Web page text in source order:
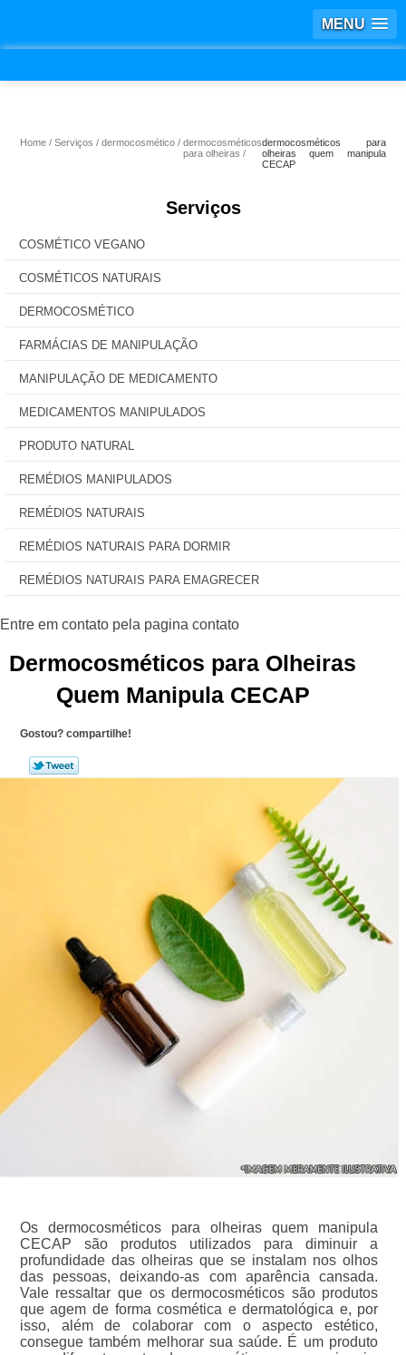
MENU
Home Serviços dermocosmético
dermocosméticos
para olheiras
dermocosméticos para
olheiras quem manipula
CECAP
Serviços
COSMÉTICO VEGANO
COSMÉTICOS NATURAIS
DERMOCOSMÉTICO
FARMÁCIAS DE MANIPULAÇÃO
MANIPULAÇÃO DE MEDICAMENTO
MEDICAMENTOS MANIPULADOS
PRODUTO NATURAL
REMÉDIOS MANIPULADOS
REMÉDIOS NATURAIS
REMÉDIOS NATURAIS PARA DORMIR
REMÉDIOS NATURAIS PARA EMAGRECER
Dermocosméticos para Olheiras
Quem Manipula CECAP
Gostou? compartilhe!
Os dermocosméticos para olheiras quem manipula
CECAP são produtos utilizados para diminuir a
profundidade das olheiras que se instalam nos olhos
das pessoas, deixando-as com aparência cansada.
Vale ressaltar que os dermocosméticos são produtos
que agem de forma cosmética e dermatológica e, por
isso, além de colaborar com o aspecto estético,
consegue também melhorar sua saúde. É um produto